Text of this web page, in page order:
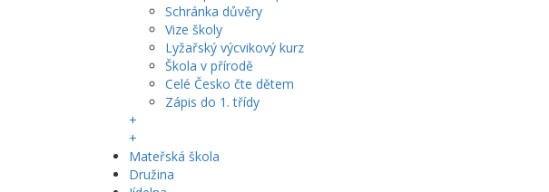
Schránka důvěry
Vize školy
Lyžařský výcvikový kurz
Škola v přírodě
Celé Česko čte dětem
Zápis do 1. třídy
+
+
Mateřská škola
Družina